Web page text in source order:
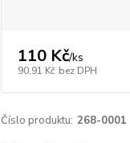
110 Kč/ks
90,91 Kč bez DPH
Číslo produktu: 268-0001